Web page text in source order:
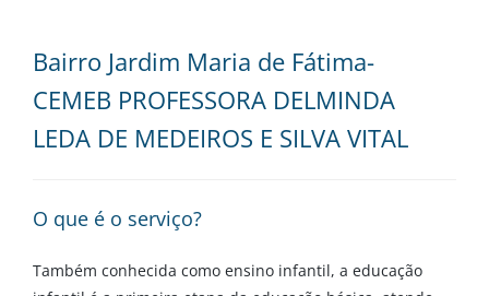
Bairro Jardim Maria de Fátima-
CEMEB PROFESSORA DELMINDA
LEDA DE MEDEIROS E SILVA VITAL
O que é o serviço?
Também conhecida como ensino infantil, a educação